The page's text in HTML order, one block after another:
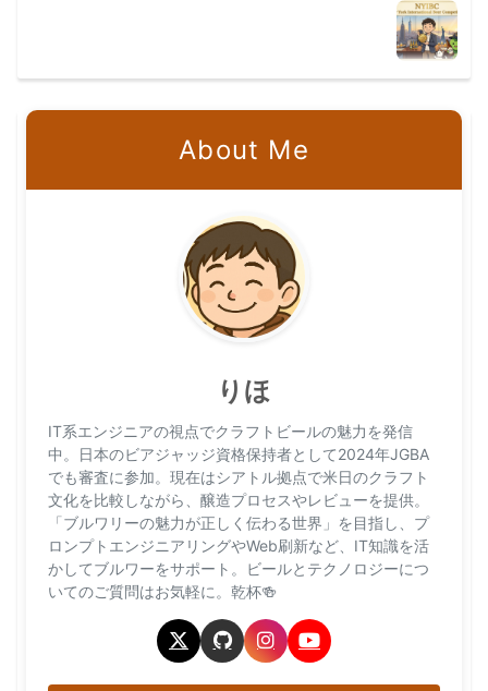
About Me
りほ
IT系エンジニアの視点でクラフトビールの魅力を発信
中。日本のビアジャッジ資格保持者として2024年JGBA
でも審査に参加。現在はシアトル拠点で米日のクラフト
文化を比較しながら、醸造プロセスやレビューを提供。
「ブルワリーの魅力が正しく伝わる世界」を目指し、プ
ロンプトエンジニアリングやWeb刷新など、IT知識を活
かしてブルワーをサポート。ビールとテクノロジーにつ
いてのご質問はお気軽に。乾杯🍻